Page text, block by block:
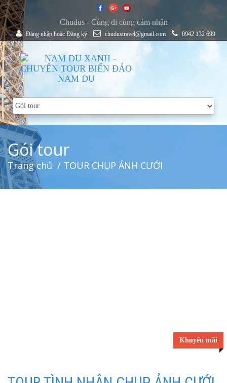
Chudus - Cùng đi cùng cảm nhận
Đăng nhập hoặc Đăng ký chudustravel@gmail.com 0942 132 699
Gói tour
Trang chủ / TOUR CHỤP ẢNH CƯỚI
Khuyến mãi